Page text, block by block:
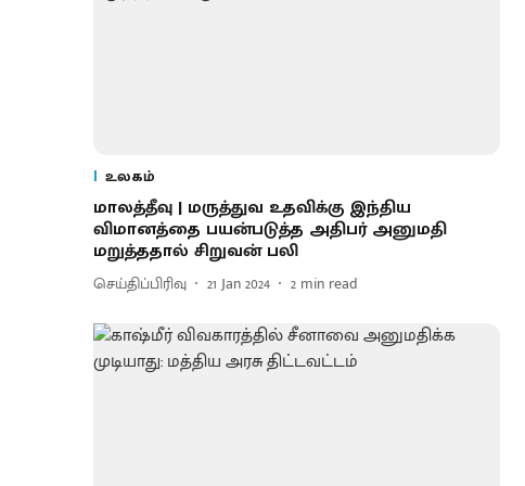
உலகம்
மாலத்தீவு | மருத்துவ உதவிக்கு இந்திய
விமானத்தை பயன்படுத்த அதிபர் அனுமதி
மறுத்ததால் சிறுவன் பலி
செய்திப்பிரிவு 21 Jan 2024 2 min read